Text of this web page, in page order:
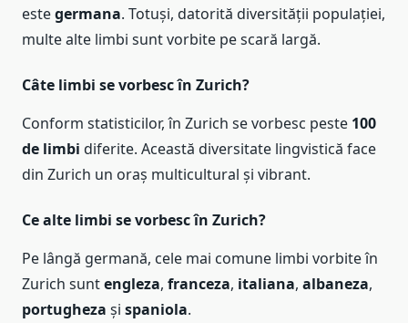
estegermana. Totuși, datorită diversității populației,
multe alte limbi sunt vorbite pe scară largă.
Câte limbi se vorbesc în Zurich?
Conform statisticilor, în Zurich se vorbesc peste 100
de limbi diferite. Această diversitate lingvistică face
din Zurich un oraș multicultural și vibrant.
Ce alte limbi se vorbesc în Zurich?
Pe lângă germană, cele mai comune limbi vorbite în
Zurich suntengleza, franceza, italiana, albaneza,
portugheza și spaniola.